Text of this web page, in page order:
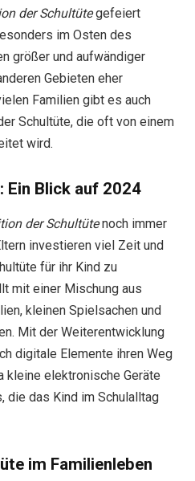
der Schultütegefeiert
im Osten des
größer und aufwändiger
Gebieten eher
Familien gibt es auch
Schultüte, die oft von einem
wird.
Ein Blick auf 2024
der Schultütenoch immer
investieren viel Zeit und
für ihr Kind zu
mit einer Mischung aus
kleinen Spielsachen und
Mit der Weiterentwicklung
digitale Elemente ihren Weg
kleine elektronische Geräte
die das Kind im Schulalltag
im Familienleben